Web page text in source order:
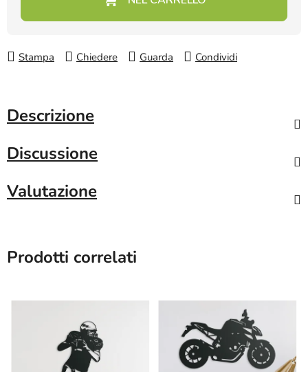
Stampa Chiedere Guarda Condividi
Descrizione
Discussione
Valutazione
Prodotti correlati